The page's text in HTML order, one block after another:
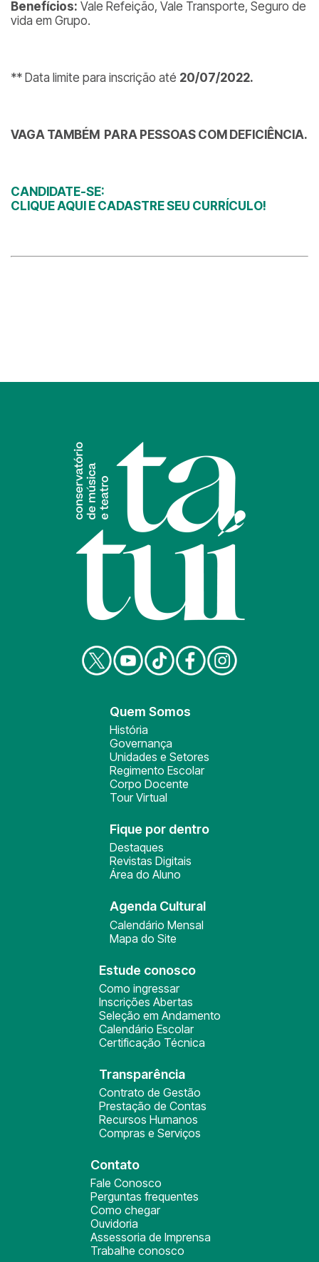
Benefícios: Vale Refeição, Vale Transporte, Seguro de
vida em Grupo.
** Data limite para inscrição até 20/07/2022.
VAGA TAMBÉM PARA PESSOAS COM DEFICIÊNCIA.
CANDIDATE-SE:
CLIQUE AQUI E CADASTRE SEU CURRÍCULO!
Quem Somos
História
Governança
Unidades e Setores
Regimento Escolar
Corpo Docente
Tour Virtual
Fique por dentro
Destaques
Revistas Digitais
Área do Aluno
Agenda Cultural
Calendário Mensal
Mapa do Site
Estude conosco
Como ingressar
Inscrições Abertas
Seleção em Andamento
Calendário Escolar
Certificação Técnica
Transparência
Contrato de Gestão
Prestação de Contas
Recursos Humanos
Compras e Serviços
Contato
Fale Conosco
Perguntas frequentes
Como chegar
Ouvidoria
Assessoria de Imprensa
Trabalhe conosco